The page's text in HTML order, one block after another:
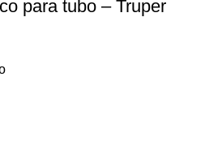
para tubo – Truper